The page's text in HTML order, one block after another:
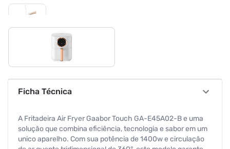
Ficha Técnica
A Fritadeira Air Fryer Gaabor Touch GA-E45A02-B e uma
solução que combina eficiência, tecnologia e sabor em um
unico aparelho. Com sua potência de 1400w e circulação